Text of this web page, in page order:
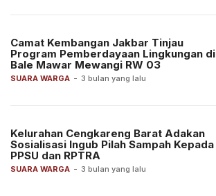
SUARA WARGA - 3 bulan yang lalu
Camat Kembangan Jakbar Tinjau
Program Pemberdayaan Lingkungan di
Bale Mawar Mewangi RW 03
SUARA WARGA - 3 bulan yang lalu
Kelurahan Cengkareng Barat Adakan
Sosialisasi Ingub Pilah Sampah Kepada
PPSU dan RPTRA